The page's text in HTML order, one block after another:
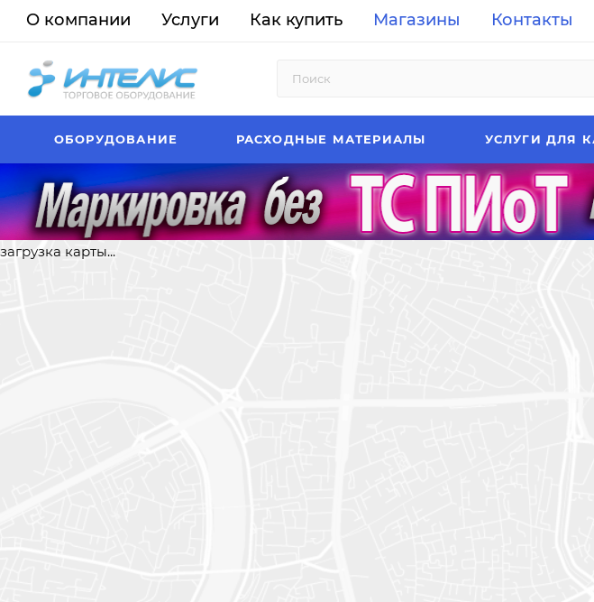
О компании Услуги Как купить Магазины Контакты
ОБОРУДОВАНИЕ РАСХОДНЫЕ МАТЕРИАЛЫ УСЛУГИ ДЛЯ
загрузка карты...